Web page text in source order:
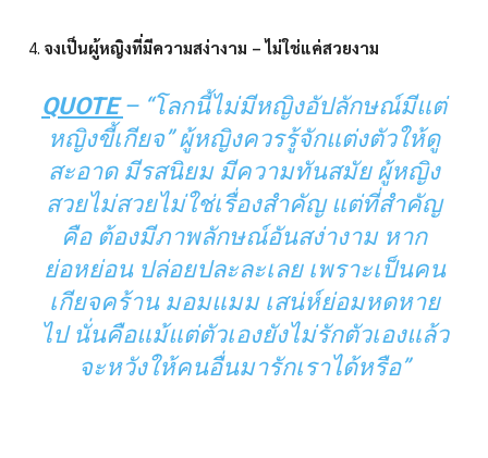
จงเป็นผู้หญิงที่มีความสง่างาม – ไม่ใช่แค่สวยงาม
QUOTE– “โลกนี้ไม่มีหญิงอัปลักษณ์มีแต่
หญิงขี้เกียจ” ผู้หญิงควรรู้จักแต่งตัวให้ดู
สะอาด มีรสนิยม มีความทันสมัย ผู้หญิง
สวยไม่สวยไม่ใช่เรื่องสำคัญ แต่ที่สำคัญ
คือ ต้องมีภาพลักษณ์อันสง่างาม หาก
ย่อหย่อน ปล่อยปละละเลย เพราะเป็นคน
เกียจคร้าน มอมแมม เสน่ห์ย่อมหดหาย
ไป นั่นคือแม้แต่ตัวเองยังไม่รักตัวเองแล้ว
จะหวังให้คนอื่นมารักเราได้หรือ”